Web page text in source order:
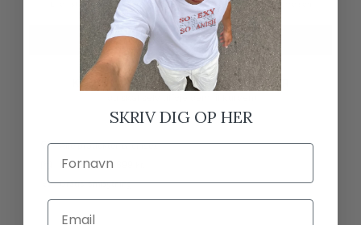
Lille i størrelsen Normal i størrelsen Stor i størrelsen
TILFØJ TIL KURV
KØB 1, FÅ ET PAR GRATIS SOLBRILLER
Alle produkter er unisex
Fri fragt over 699 kr.
Gratis ombytning
SKRIV DIG OP HER
Fornavn
Email